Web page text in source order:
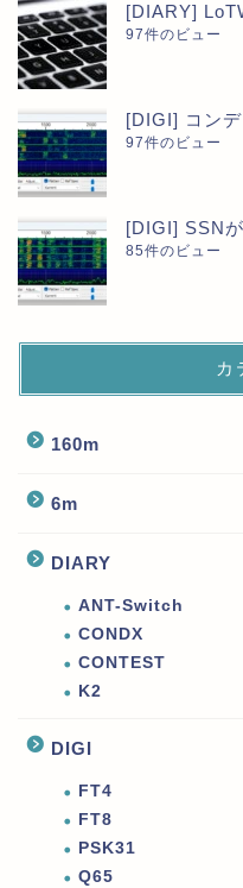
[DIARY]
97件のビュー
[DIGI] コン
97件のビュー
[DIGI] SSN
85件のビュー
カ
160m
6m
DIARY
ANT-Switch
CONDX
CONTEST
K2
DIGI
FT4
FT8
PSK31
Q65